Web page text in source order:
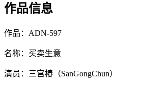
作品信息
作品：ADN-597
名称：买卖生意
演员：三宫椿（SanGongChun）